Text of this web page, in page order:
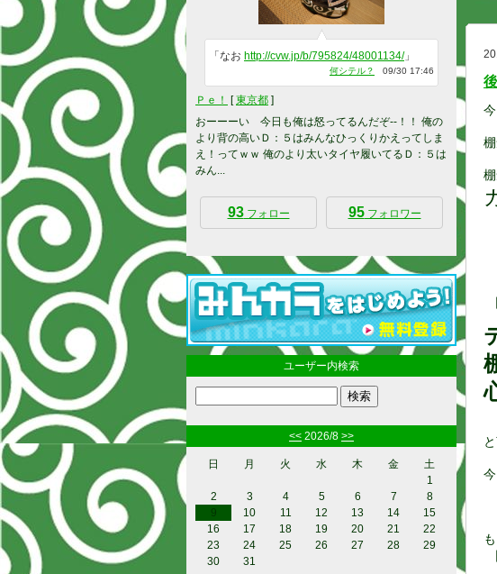
「なお http://cvw.jp/b/795824/48001134/」
何シテル？ 09/30 17:46
Ｐｅ！ [東京都 ]
おーーーい 今日も俺は怒ってるんだぞ--！！ 俺の
より背の高いＤ：５はみんなひっくりかえってしま
え！ってｗｗ 俺のより太いタイヤ履いてるＤ：５は
みん...
93フォロー 95フォロワー
ユーザー内検索
<< 2026/8 >>
日 月 火 水 木 金
土
1
2
3 4 5 6 7
8
9
10 11 12 13 14
15
16
17 18 19 20 21
22
23
24 25 26 27 28
29
30
31